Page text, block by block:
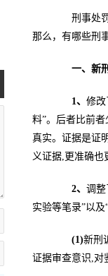
刑事处罚
那么，有哪些刑
一、新
1、 修改
料”。后者比前
真实。证据是证
义证据,更准确也
2、 调整
实验等笔录”以
(1)新刑
证据审查意识,对